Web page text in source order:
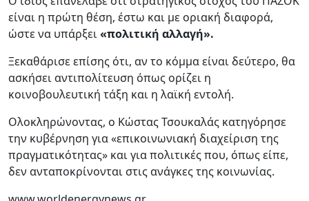
είναι η πρώτη θέση, έστω και με οριακή διαφορά,
ώστε να υπάρξει«πολιτική αλλαγή».
Ξεκαθάρισε επίσης ότι, αν το κόμμα είναι δεύτερο, θα
ασκήσει αντιπολίτευση όπως ορίζει η
κοινοβουλευτική τάξη και η λαϊκή εντολή.
Ολοκληρώνοντας, ο Κώστας Τσουκαλάς κατηγόρησε
την κυβέρνηση για «επικοινωνιακή διαχείριση της
πραγματικότητας» και για πολιτικές που, όπως είπε,
δεν ανταποκρίνονται στις ανάγκες της κοινωνίας.